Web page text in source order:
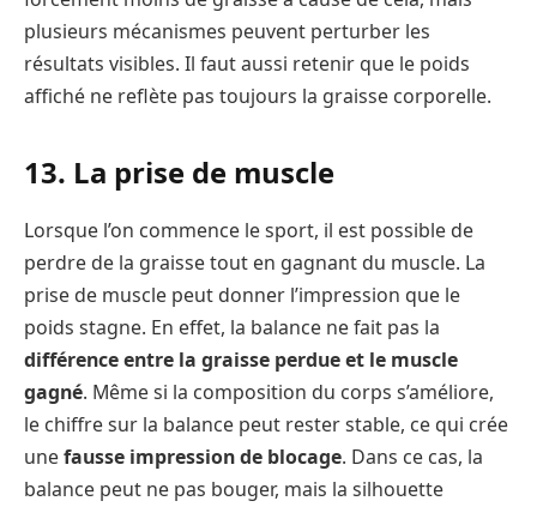
plusieurs mécanismes peuvent perturber les
résultats visibles. Il faut aussi retenir que le poids
affiché ne reflète pas toujours la graisse corporelle.
13. La prise de muscle
Lorsque l’on commence le sport, il est possible de
perdre de la graisse tout en gagnant du muscle. La
prise de muscle peut donner l’impression que le
poids stagne. En effet, la balance ne fait pas la
différence entre la graisse perdue et le muscle
gagné. Même si la composition du corps s’améliore,
le chiffre sur la balance peut rester stable, ce qui crée
unefausse impression de blocage. Dans ce cas, la
balance peut ne pas bouger, mais la silhouette